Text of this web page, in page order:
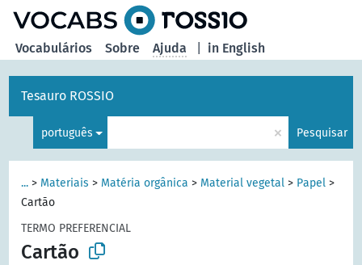
in English
Vocabulários Sobre Ajuda
Tesauro ROSSIO
português × Pesquisar
... > Materiais > Matéria orgânica > Material vegetal > Papel >
Cartão
TERMO PREFERENCIAL
Cartão